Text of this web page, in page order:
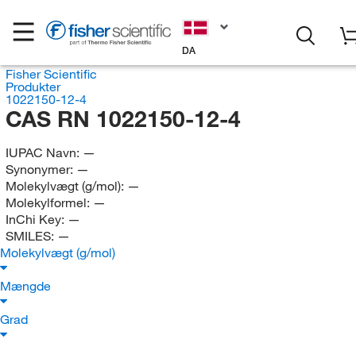
DA
Fisher Scientific
Produkter
1022150-12-4
CAS RN 1022150-12-4
IUPAC Navn: —
Synonymer: —
Molekylvægt (g/mol): —
Molekylformel: —
InChi Key: —
SMILES: —
Molekylvægt (g/mol)
Mængde
Grad